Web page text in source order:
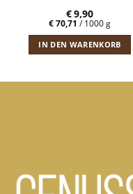
€9,90
€70,71 /1000g
IN DEN WARENKORB